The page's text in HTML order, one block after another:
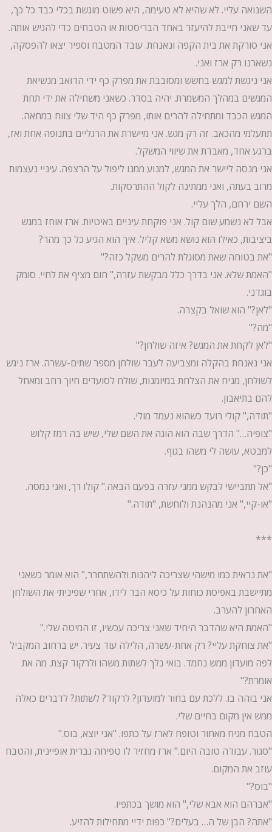
השנואה עליי. לא שהיא לא טעימה, היא פשוט מוגשת בכלי כבד כל כך,
עד שאני חייבת להיעזר באחד הבריסטות או הטבחים כדי להגיש אותה.
אני סורקת את בית הקפה ונאנחת. עובד המטבח וספיר יצאו להפסקה,
נשארנו רק ארז ואני.
אני ניגשת למגש בחשש ומסובבת את מפרק כף ידי הדואב מנשיאת
המגשים במהלך המשמרת. יהיה בסדר. כשאני משחילה את ידי תחת
המגש הכבד ומתחילה להרים אותו, מפרק כף היד שלי צווח במחאה.
תתעלמי מהכאב. זה רק מגש. אני מיישרת את הרגליים בתנופה אחת ואז,
ברגע אחד, מאבדת את שיווי המשקל.
אני מנסה ליישר את המגש, למנוע ממנו ליפול על הרצפה. עיניי נעצמות
מרוב בעתה, ואני ממתינה לקול ההתרסקות.
השם ירחם, הלך עליי.
אבל לא נשמע שום קול. אני פוקחת עיניים באיטיות. ארז אוחז במגש
ביציבות, כאילו הוא נושא משא קליל. איך הוא הגיע כל כך מהר?
"את בטוחה שאת מסוגלת להרים משקל כזה?"
"האמת שלא. אני בדרך כלל מבקשת עזרה," חום מציף את לחיי. סומק
בוגדני.
"לאן?" הוא שואל בקצרה.
"מה?"
"לאן לקחת את המגש? איזה שולחן?"
אני נאנחת בהקלה ומצביעה לעבר שולחן מספר שתים-עשרה. ארז ניגש
לשולחן, מניח את הצלחת במיומנות, שולח לסועדים חיוך רחב ומאחל
להם בתיאבון.
"תודה," קולי רועד כשהוא נעמד מולי.
"צופיה…" הדרך שבה הוא הוגה את השם שלי, שיש בה רמז קלוש
למבטא, עושה לי משהו בגוף.
"כן?"
"אל תתביישי לבקש ממני עזרה בפעם הבאה." קולו רך, ואני נמסה.
"או-קיי," אני מהנהנת ולוחשת, "תודה."
***
"את נראית כמו מישהי שצריכה ליהנות ולהשתחרר," הוא אומר כשאני
מתיישבת באפיסת כוחות על כיסא הבר לידו, אחרי שפיניתי את השולחן
האחרון להערב.
"האמת היא שהדבר היחיד שאני צריכה עכשיו, זו המיטה שלי."
"את צוחקת עליי? רק אחת-עשרה, הלילה עוד צעיר. יש ברחוב המקביל
לפה מועדון ממש נחמד. בואי נלך לשתות משהו ולרקוד קצת. מה את
אומרת?"
אני בוהה בו. ללכת עם בחור למועדון? לרקוד? לשתות? לדברים כאלה
ממש אין מקום בחיים שלי.
הטבח מגיח מאחור וטופח לארז על כתפו. "אני יוצא, בוס."
"סגור. עבודה טובה היום." ארז מחזיר לו טפיחה גברית אופיינית, והטבח
עוזב את המקום.
"בוס?"
"אברהם הוא אבא שלי," הוא מושך בכתפיו.
"אתה? הבן של ה… בעלים?" כפות ידיי מתחילות להזיע.